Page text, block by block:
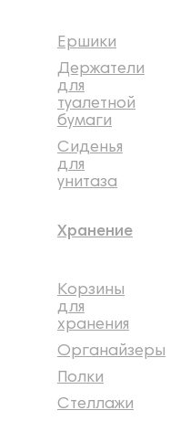
Ершики
Держатели
для
туалетной
бумаги
Сиденья
для
унитаза
Хранение
Корзины
для
хранения
Органайзеры
Полки
Стеллажи